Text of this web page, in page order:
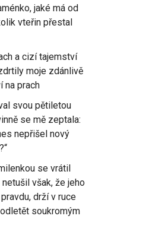
jaké má od
vteřin přestal
a cizí tajemství
moje zdánlivě
na prach
svou pětiletou
se mě zeptala:
nepřišel nový
se vrátil
však, že jeho
drží v ruce
soukromým